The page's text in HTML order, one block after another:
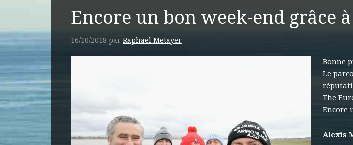
Encore un bon week-end grâce
16/10/2018 par Raphael Metayer
Bonne
Le
The
Encore
Alexis